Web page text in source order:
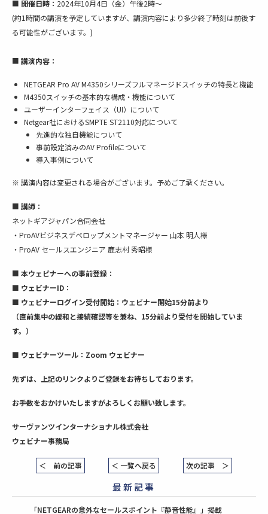
■ 開催日時： 2024年10月4日（金）午後2時～
(約1時間の講演を予定していますが、講演内容により多少終了時刻は前後す
る可能性がございます。)
■ 講演内容：
NETGEAR Pro AV M4350シリーズフルマネージドスイッチの特長と機能
M4350スイッチの基本的な構成・機能について
ユーザーインターフェイス（UI）について
Netgear社におけるSMPTE ST2110対応について
先進的な独自機能について
事前設定済みのAV Profileについて
導入事例について
※ 講演内容は変更される場合がございます。予めご了承ください。
■ 講師：
ネットギアジャパン合同会社
・ProAVビジネスデベロップメントマネージャー 山本 明人様
・ProAV セールスエンジニア 鹿志村 秀昭様
■ 本ウェビナーへの事前登録：
■ ウェビナーID：
■ ウェビナーログイン受付開始： ウェビナー開始15分前より
（直前集中の緩和と接続確認等を兼ね、15分前より受付を開始していま
す。）
■ ウェビナーツール： Zoom ウェビナー
先ずは、上記のリンクよりご登録をお待ちしております。
お手数をおかけいたしますがよろしくお願い致します。
サーヴァンツインターナショナル株式会社
ウェビナー事務局
＜ 前の記事 ＜ 一覧へ戻る 次の記事 ＞
最新記事
「NETGEARの意外なセールスポイント『静音性能』」掲載